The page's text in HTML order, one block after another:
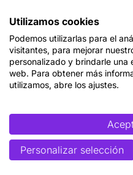
Utilizamos cookies
Podemos utilizarlas para el
visitantes, para mejorar
personalizado y brindarle una
web. Para obtener más
utilizamos, abre los ajustes.
Personalizar selección